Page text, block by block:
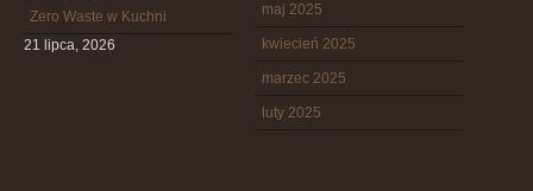
Zero Waste w Kuchni
21 lipca, 2026
maj 2025
kwiecień 2025
marzec 2025
luty 2025